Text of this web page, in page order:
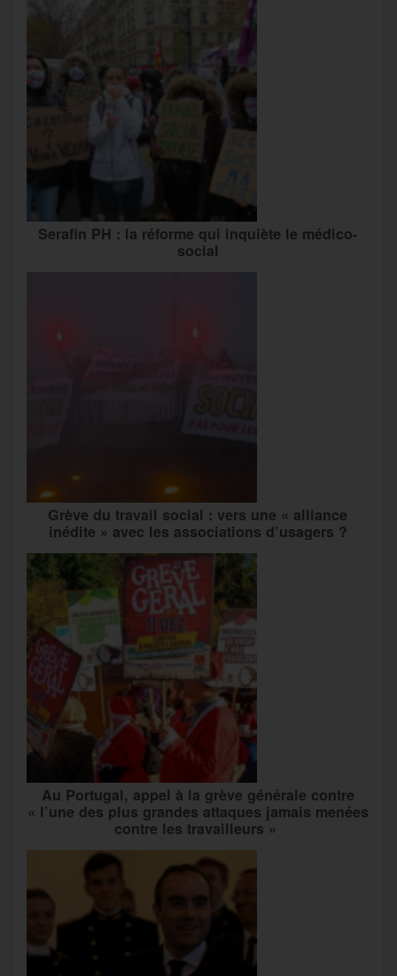
Serafin PH : la réforme qui inquiète le médico-
social
Grève du travail social : vers une « alliance
inédite » avec les associations d’usagers ?
Au Portugal, appel à la grève générale contre
« l’une des plus grandes attaques jamais menées
contre les travailleurs »